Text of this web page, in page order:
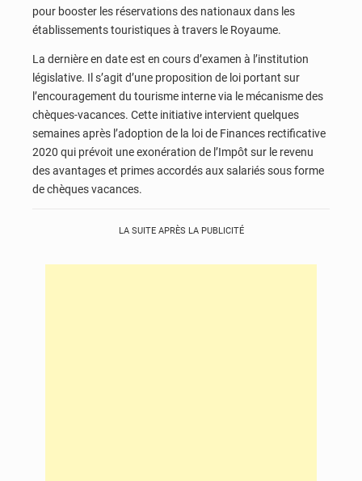
pour booster les réservations des nationaux dans les
établissements touristiques à travers le Royaume.
La dernière en date est en cours d’examen à l’institution
législative. Il s’agit d’une proposition de loi portant sur
l’encouragement du tourisme interne via le mécanisme des
chèques-vacances. Cette initiative intervient quelques
semaines après l’adoption de la loi de Finances rectificative
2020 qui prévoit une exonération de l’Impôt sur le revenu
des avantages et primes accordés aux salariés sous forme
de chèques vacances.
LA SUITE APRÈS LA PUBLICITÉ